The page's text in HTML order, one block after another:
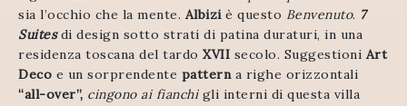
sia l’occhio che la mente. Albiziè questo Benvenuto. 7
Suites di design sotto strati di patina duraturi, in una
residenza toscana del tardo XVII secolo. Suggestioni Art
Deco e un sorprendente patterna righe orizzontali
“all-over”, cingono ai fianchigli interni di questa villa